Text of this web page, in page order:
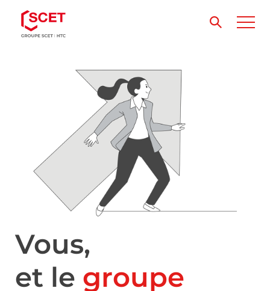
Vous,
et le groupe